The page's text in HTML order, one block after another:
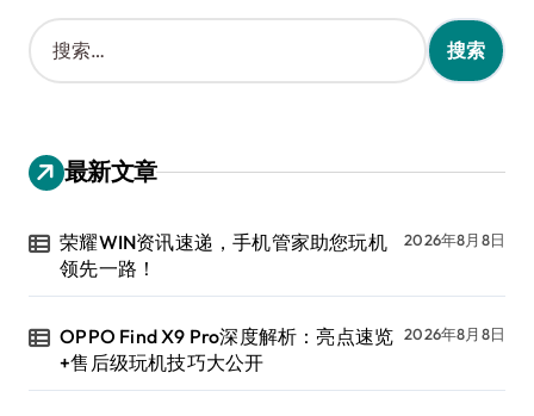
搜
索
：
最新文章
荣耀WIN资讯速递，手机管家助您玩机
领先一路！
2026年8月8日
OPPO Find X9 Pro深度解析：亮点速览
+售后级玩机技巧大公开
2026年8月8日